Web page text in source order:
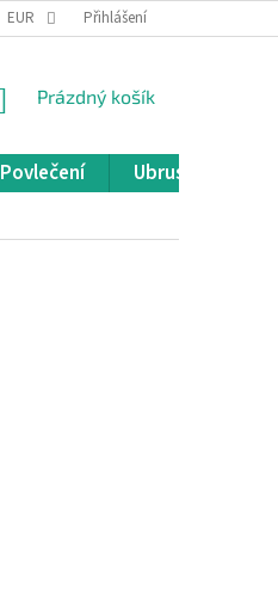
OBCHODNÍ PODMÍNKY
EUR Přihlášení
NÁKUPNÍ
Prázdný košík
Povlečení Ubrusy